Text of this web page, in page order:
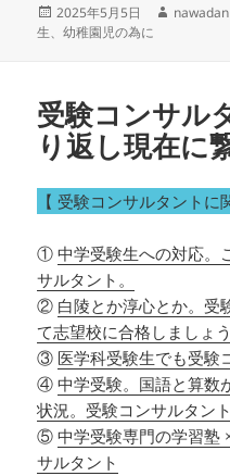
投
稿
2025年5月5日
作
nawadan
生、幼稚園児の為に
受験コンサル
り返し現在に
【 受験コンサルタントに
①中学受験生への対応。
サルタント。
② 白陵とか淳心とか。受
て志望校に合格しましょ
③ 医学科受験生でも受験
④中学受験。国語と算数
状況。受験コンサルタント
⑤中学受験専門の学習塾
サルタント